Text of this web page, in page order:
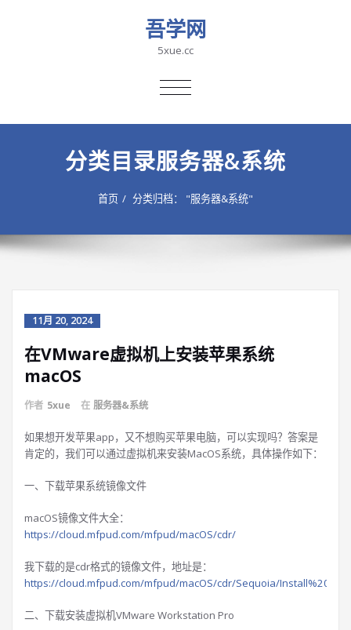
吾学网
5xue.cc
切
分类目录服务器&系统
首页 分类归档： "服务器&系统"
11月 20, 2024
在VMware虚拟机上安装苹果系统
macOS
作者 5xue 在 服务器&系统
如果想开发苹果app，又不想购买苹果电脑，可以实现吗？答案是
肯定的，我们可以通过虚拟机来安装MacOS系统，具体操作如下：
一、下载苹果系统镜像文件
macOS镜像文件大全：
https://cloud.mfpud.com/mfpud/macOS/cdr/
我下载的是cdr格式的镜像文件，地址是：
https://cloud.mfpud.com/mfpud/macOS/cdr/Sequoia/
二、下载安装虚拟机VMware Workstation Pro